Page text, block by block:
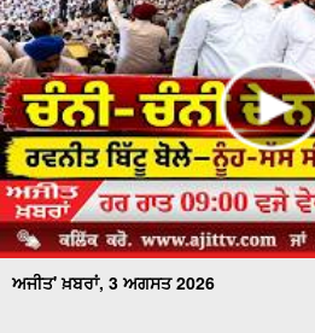
ਅਜੀਤ' ਖ਼ਬਰਾਂ, 3 ਅਗਸਤ 2026